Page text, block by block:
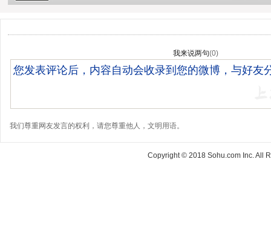
我来说两句(0)
我们尊重网友发言的权利，请您尊重他人，文明用语。
Copyright © 2018 Sohu.com Inc. All